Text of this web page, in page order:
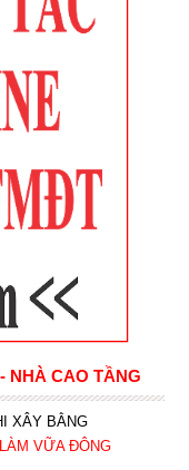
NHÀ CAO TẦNG
XÂY BẰNG
VỮA ĐÔNG